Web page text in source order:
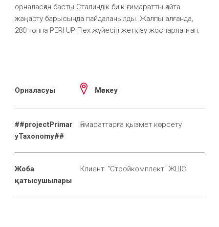
орналасқан басты Сталиндік биік ғимаратты қайта
жаңарту барысында пайдаланылды. Жалпы алғанда,
280 тонна PERI UP Flex жүйесін жеткізу жоспарланған.
Орналасуы Мәскеу
##projectPrimar
yTaxonomy##
Ғимараттарға қызмет көрсету
Жоба
қатысушылары
Клиент: "Стройкомплект" ЖШС